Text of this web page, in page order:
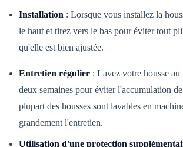
Installation : Lorsque vous installez la
le haut et tirez vers le bas pour éviter tout
qu'elle est bien ajustée.
Entretien régulier : Lavez votre housse au
deux semaines pour éviter l'accumulation
plupart des housses sont lavables en
grandement l'entretien.
Utilisation d'une protection